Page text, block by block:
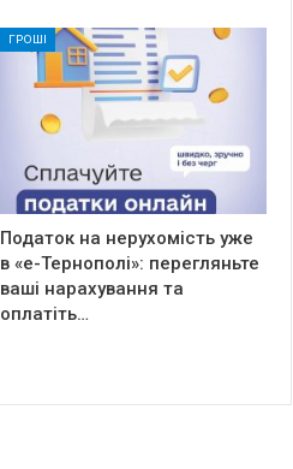
ГРОШІ
Податок на нерухомість уже
в «е-Тернополі»: перегляньте
ваші нарахування та
оплатіть…